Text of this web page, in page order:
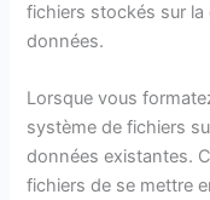
fichiers stockés sur
données.
Lorsque vous
système de fichiers
données existantes.
fichiers de se mettre